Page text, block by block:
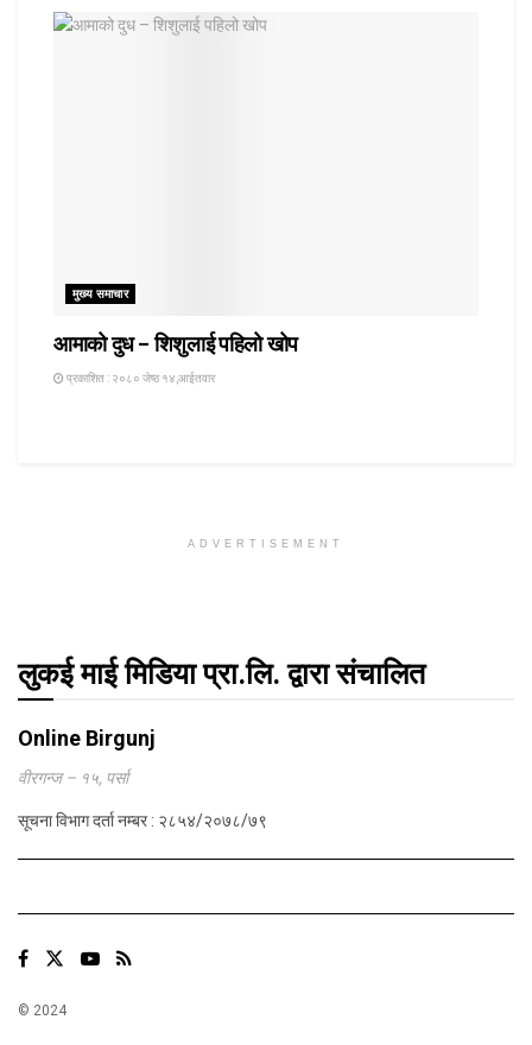
मुख्य समाचार
आमाको दुध – शिशुलाई पहिलो खोप
प्रकाशित : २०८० जेष्ठ १४,आईतवार
ADVERTISEMENT
लुकई माई मिडिया प्रा.लि. द्वारा संचालित
Online Birgunj
वीरगन्ज – १५, पर्सा
सूचना विभाग दर्ता नम्बर : २८५४/२०७८/७९
© 2024